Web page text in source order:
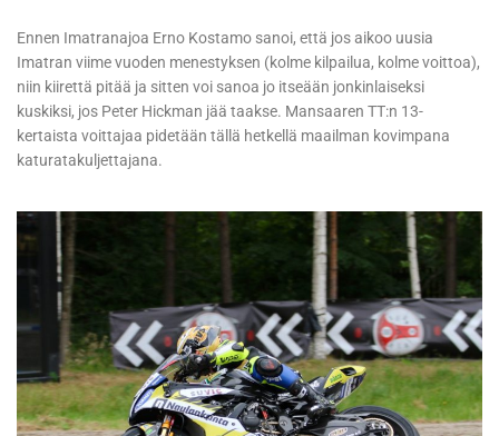
Ennen Imatranajoa Erno Kostamo sanoi, että jos aikoo uusia
Imatran viime vuoden menestyksen (kolme kilpailua, kolme voittoa),
niin kiirettä pitää ja sitten voi sanoa jo itseään jonkinlaiseksi
kuskiksi, jos Peter Hickman jää taakse. Mansaaren TT:n 13-
kertaista voittajaa pidetään tällä hetkellä maailman kovimpana
katuratakuljettajana.